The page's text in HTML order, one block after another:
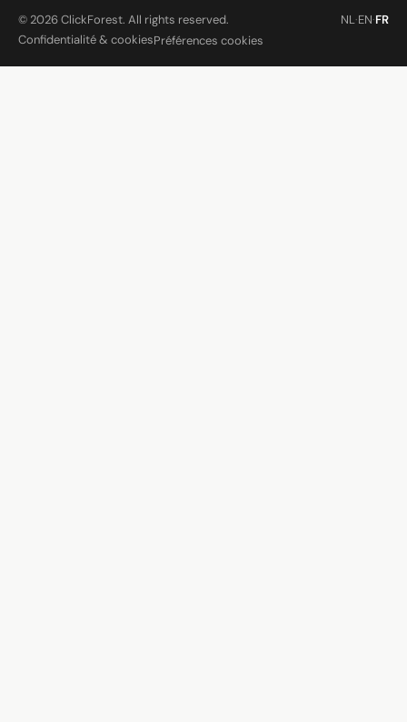
© 2026 ClickForest. All rights reserved. NL·EN·FR
Confidentialité & cookiesPréférences cookies